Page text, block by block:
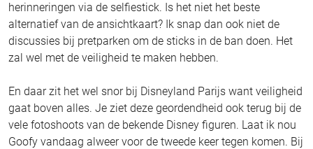
herinneringen via de selfiestick. Is het niet het beste
alternatief van de ansichtkaart? Ik snap dan ook niet de
discussies bij pretparken om de sticks in de ban doen. Het
zal wel met de veiligheid te maken hebben.
En daar zit het wel snor bij Disneyland Parijs want veiligheid
gaat boven alles. Je ziet deze geordendheid ook terug bij de
vele fotoshoots van de bekende Disney figuren. Laat ik nou
Goofy vandaag alweer voor de tweede keer tegen komen. Bij